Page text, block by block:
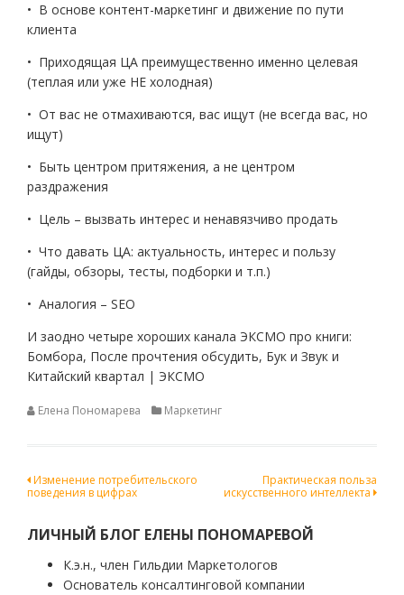
• В основе контент-маркетинг и движение по пути
клиента
• Приходящая ЦА преимущественно именно целевая
(теплая или уже НЕ холодная)
• От вас не отмахиваются, вас ищут (не всегда вас, но
ищут)
• Быть центром притяжения, а не центром
раздражения
• Цель – вызвать интерес и ненавязчиво продать
• Что давать ЦА: актуальность, интерес и пользу
(гайды, обзоры, тесты, подборки и т.п.)
• Аналогия – SEO
И заодно четыре хороших канала ЭКСМО про книги:
Бомбора, После прочтения обсудить, Бук и Звук и
Китайский квартал | ЭКСМО
Елена Пономарева Маркетинг
Навигация
записям
Изменение потребительского
поведения в цифрах
Практическая польза
искусственного интеллекта
ЛИЧНЫЙ БЛОГ ЕЛЕНЫ ПОНОМАРЕВОЙ
К.э.н., член Гильдии Маркетологов
Основатель консалтинговой компании